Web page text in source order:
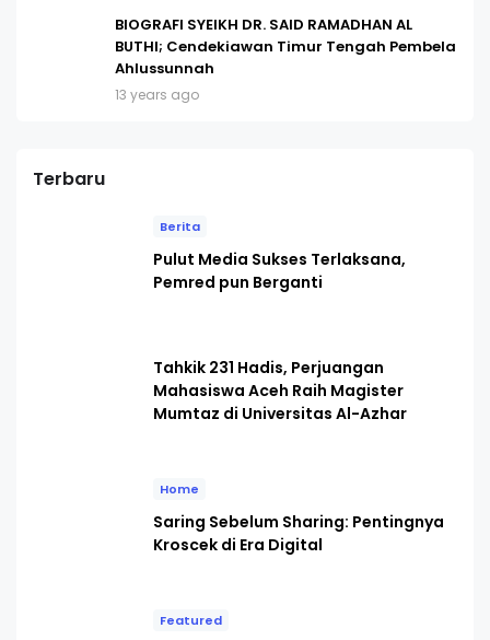
BIOGRAFI SYEIKH DR. SAID RAMADHAN AL
BUTHI; Cendekiawan Timur Tengah Pembela
Ahlussunnah
13 years ago
Terbaru
Berita
Pulut Media Sukses Terlaksana,
Pemred pun Berganti
Tahkik 231 Hadis, Perjuangan
Mahasiswa Aceh Raih Magister
Mumtaz di Universitas Al-Azhar
Home
Saring Sebelum Sharing: Pentingnya
Kroscek di Era Digital
Featured